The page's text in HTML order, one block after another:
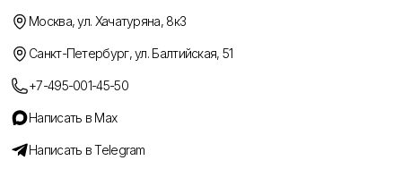
Москва, ул. Хачатуряна, 8к3
Санкт-Петербург, ул. Балтийская, 51
+7-495-001-45-50
Написать в Max
Написать в Telegram